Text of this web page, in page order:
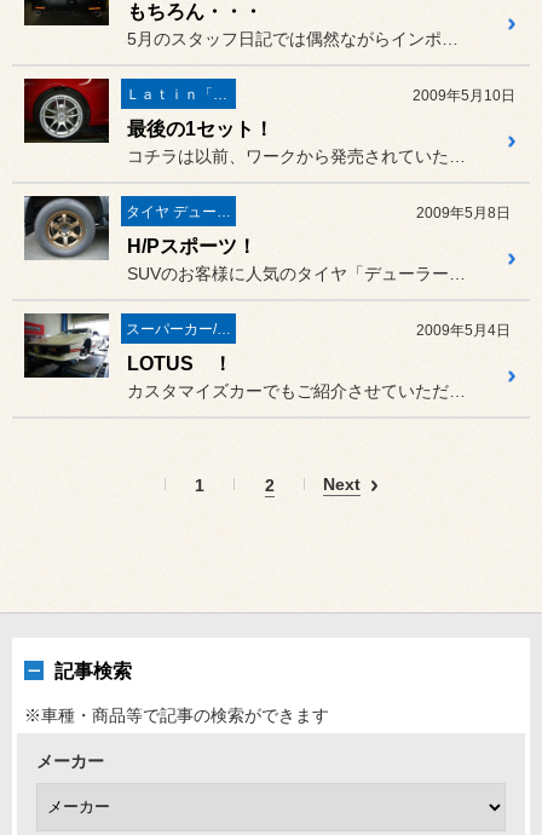
もちろん・・・
5月のスタッフ日記では偶然ながらインポートカーが続いておりましたが...
Ｌａｔｉｎ「イタリア・フランス etc」 2009年5月10日
最後の1セット！
コチラは以前、ワークから発売されていたインポートカー用ホイール「W...
タイヤ デューラー／アレンザ 2009年5月8日
H/Pスポーツ！
SUVのお客様に人気のタイヤ「デューラー」シリーズの中でも、最近装...
スーパーカー/スーパースポーツ/ヴィンテージカー 2009年5月4日
LOTUS ！
カスタマイズカーでもご紹介させていただいたロータス エスプリ ター...
1 2 Next
記事検索
※車種・商品等で記事の検索ができます
メーカー